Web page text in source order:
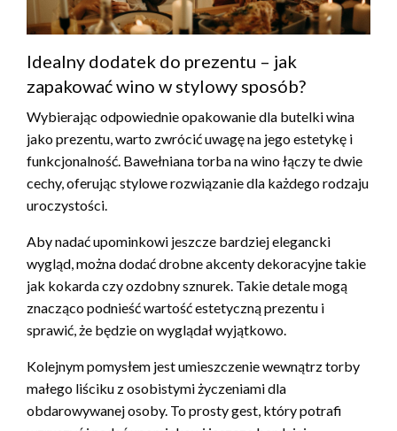
Idealny dodatek do prezentu – jak
zapakować wino w stylowy sposób?
Wybierając odpowiednie opakowanie dla butelki wina
jako prezentu, warto zwrócić uwagę na jego estetykę i
funkcjonalność. Bawełniana torba na wino łączy te dwie
cechy, oferując stylowe rozwiązanie dla każdego rodzaju
uroczystości.
Aby nadać upominkowi jeszcze bardziej elegancki
wygląd, można dodać drobne akcenty dekoracyjne takie
jak kokarda czy ozdobny sznurek. Takie detale mogą
znacząco podnieść wartość estetyczną prezentu i
sprawić, że będzie on wyglądał wyjątkowo.
Kolejnym pomysłem jest umieszczenie wewnątrz torby
małego liściku z osobistymi życzeniami dla
obdarowywanej osoby. To prosty gest, który potrafi